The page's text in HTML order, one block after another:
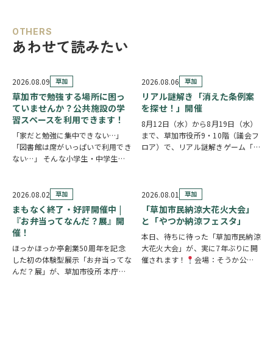
OTHERS
あわせて読みたい
2026.08.09 草加
草加市で勉強する場所に困っ
ていませんか？公共施設の学
習スペースを利用できます！
「家だと勉強に集中できない…」
「図書館は席がいっぱいで利用でき
ない…」 そんな小学生・中学生・
の一部を学習スペースとして開放し
ています。 予約不要・先着順で利
用できる施設が多く…
2026.08.06 草加
リアル謎解き「消えた条例案
を探せ！」開催
8月12日（水）から8月19日（水）
まで、草加市役所9・10階（議会フ
ロア）で、リアル謎解きゲーム「消
謎を解きながら、行方不明となった
「ある条例…
2026.08.02 草加
まもなく終了・好評開催中 |
『お弁当ってなんだ？展』開
催！
ほっかほっか亭創業50周年を記念
した初の体験型展示「お弁当ってな
んだ？展」が、草加市役所 本庁舎1
2026.08.01 草加
「草加市民納涼大花火大会」
と「やつか納涼フェスタ」
本日、待ちに待った「草加市民納涼
大花火大会」が、実に7年ぶりに開
催されます！
会場：そうか公園